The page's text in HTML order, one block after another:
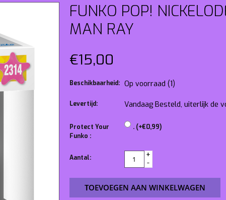
FUNKO POP!
MAN RAY
€15,00
Beschikbaarheid: Op voorraad (1)
Levertijd: Vandaag Besteld, uiterlijk de
Protect Your
Funko :
. (+€0,99)
Aantal:
+
-
TOEVOEGEN AAN WINKELWAGEN